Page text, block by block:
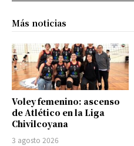
Más noticias
Voley femenino: ascenso
de Atlético en la Liga
Chivilcoyana
3 agosto 2026